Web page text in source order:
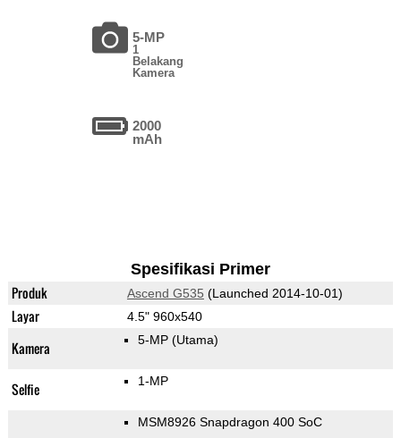
5-MP
1
Belakang
Kamera
2000
mAh
Spesifikasi Primer
Produk Ascend G535 (Launched 2014-10-01)
Layar 4.5" 960x540
Kamera 5-MP (Utama)
Selfie 1-MP
MSM8926 Snapdragon 400 SoC